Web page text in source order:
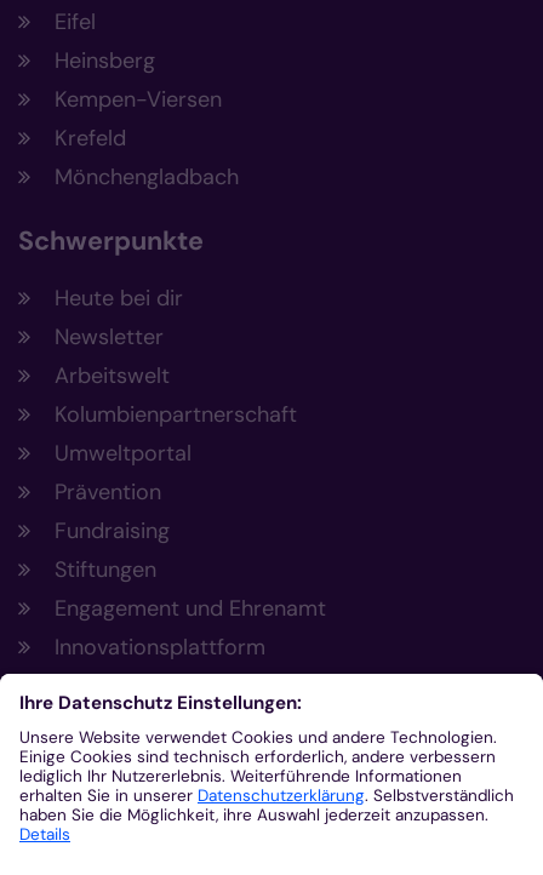
Eifel
Heinsberg
Kempen-Viersen
Krefeld
Mönchengladbach
Schwerpunkte
Heute bei dir
Newsletter
Arbeitswelt
Kolumbienpartnerschaft
Umweltportal
Prävention
Fundraising
Stiftungen
Engagement und Ehrenamt
Innovationsplattform
Aus der Plattform
Nachrichten
Veranstaltungen
Gottesdienste